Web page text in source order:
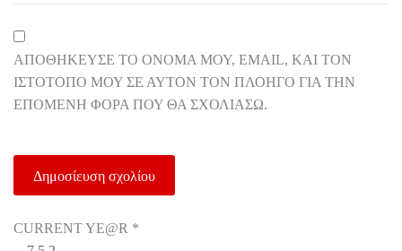
ΑΠΟΘΉΚΕΥΣΕ ΤΟ ΌΝΟΜΆ ΜΟΥ, EMAIL, ΚΑΙ ΤΟΝ
ΙΣΤΌΤΟΠΟ ΜΟΥ ΣΕ ΑΥΤΌΝ ΤΟΝ ΠΛΟΗΓΌ ΓΙΑ ΤΗΝ
ΕΠΌΜΕΝΗ ΦΟΡΆ ΠΟΥ ΘΑ ΣΧΟΛΙΆΣΩ.
CURRENT YE@R *